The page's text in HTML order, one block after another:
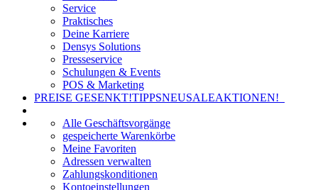
Service
Praktisches
Deine Karriere
Densys Solutions
Presseservice
Schulungen & Events
POS & Marketing
PREISE GESENKT!TIPPSNEUSALEAKTIONEN!
Alle Geschäftsvorgänge
gespeicherte Warenkörbe
Meine Favoriten
Adressen verwalten
Zahlungskonditionen
Kontoeinstellungen